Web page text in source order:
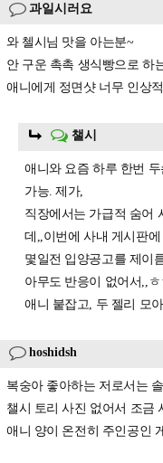
과일시러요
와 첼시님 맛을 아는분~
안 구운 촉촉 생식빵으로 하
애니에게 정면샷 너무 인상
챌시
애니와 요즘 하루 한번
가능. 제가,
직장에서는 가급적 숨어
데,,이번에 사내 게시판에
몇일전 입양공고를 제이
아무도 반응이 없어서,,ㅎ
애니 붙잡고, 두 젤리 모
hoshidsh
복숭아 좋아하는 저로서는
챌시 토리 사진 없어서 조금
애니 양이 온전히 주인공인